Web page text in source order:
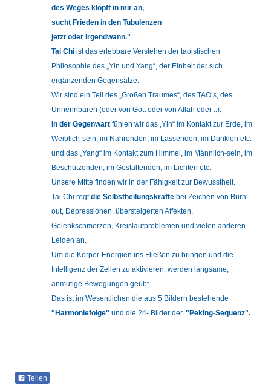
des Weges klopft in mir an,
sucht Frieden in den Tubulenzen
jetzt oder irgendwann."
Tai Chi ist das erlebbare Verstehen der taoistischen
Philosophie des „Yin und Yang“, der Einheit der sich
ergänzenden Gegensätze.
Wir sind ein Teil des „Großen Traumes“, des TAO’s, des
Unnennbaren (oder von Gott oder von Allah oder ..).
In der Gegenwart fühlen wir das ‚Yin“ im Kontakt zur Erde, im
Weiblich-sein, im Nährenden, im Lassenden, im Dunklen etc.
und das „Yang“ im Kontakt zum Himmel, im Männlich-sein, im
Beschützenden, im Gestaltenden, im Lichten etc.
Unsere Mitte finden wir in der Fähigkeit zur Bewusstheit.
Tai Chi regtdie Selbstheilungskräfte bei Zeichen von Burn-
out, Depressionen, übersteigerten Affekten,
Gelenkschmerzen, Kreislaufproblemen und vielen anderen
Leiden an.
Um die Körper-Energien ins Fließen zu bringen und die
Intelligenz der Zellen zu aktivieren, werden langsame,
anmutige Bewegungen geübt.
Das ist im Wesentlichen die aus 5 Bildern bestehende
"Harmoniefolge" und die 24- Bilder der "Peking-Sequenz".
Teilen